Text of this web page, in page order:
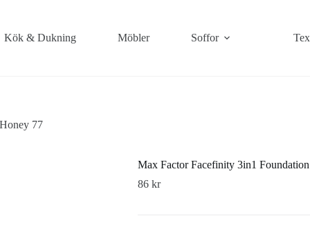
Kök & Dukning Möbler Soffor
77
Max Factor Facefinity 3in1
86 kr